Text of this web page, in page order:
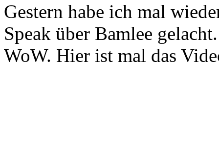
Gestern habe ich mal
Speak über Bamlee
WoW. Hier ist mal das